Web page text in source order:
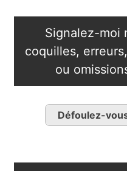
Signalez-moi
coquilles,
ou
Défoulez-